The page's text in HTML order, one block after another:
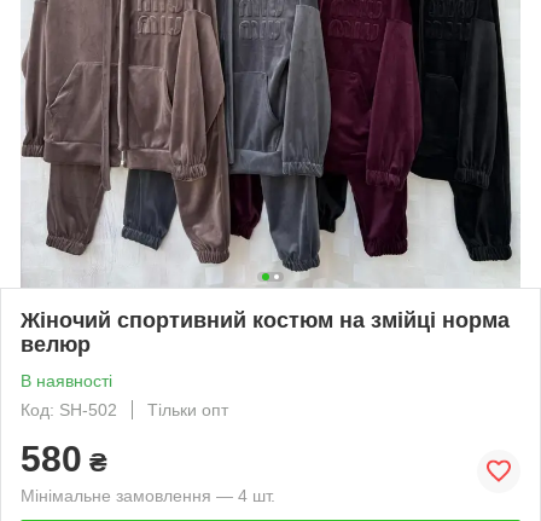
Жіночий спортивний костюм на змійці норма
велюр
В наявності
Код: SH-502
Тільки опт
580 ₴
Мінімальне замовлення — 4 шт.